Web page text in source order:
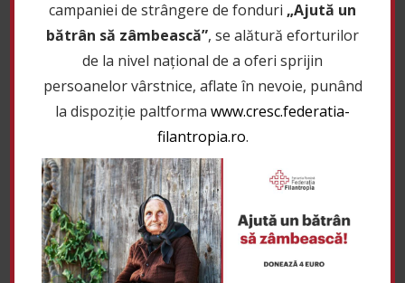
Programele de formare
profesională derulate prin
intermediul proiectului CRESC
campaniei de strângere de fonduri „Ajută un
bătrân să zâmbească”, se alătură eforturilor
de la nivel național de a oferi sprijin
persoanelor vârstnice, aflate în nevoie, punând
la dispoziție paltforma www.cresc.federatia-
filantropia.ro.